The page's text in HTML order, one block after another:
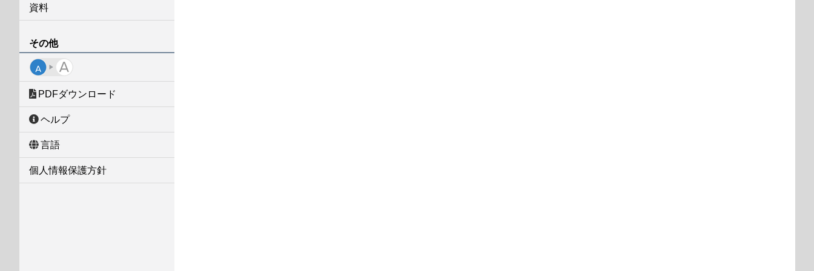
資料
その他
PDFダウンロード
ヘルプ
言語
個人情報保護方針